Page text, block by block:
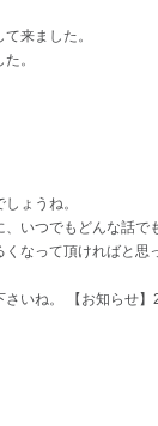
来ました。
。
ょうね。
いつでもどんな話で
なって頂ければと思
いね。 【お知らせ